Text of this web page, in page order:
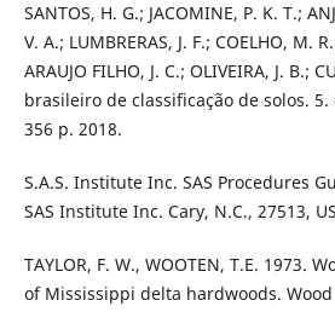
SANTOS, H. G.; JACOMINE, P. K. T.;
V. A.; LUMBRERAS, J. F.; COELHO, M.
ARAUJO FILHO, J. C.; OLIVEIRA, J. B.;
brasileiro de classificação de solos.
356 p. 2018.
S.A.S. Institute Inc. SAS Procedures
SAS Institute Inc. Cary, N.C., 27513,
TAYLOR, F. W., WOOTEN, T.E. 1973.
of Mississippi delta hardwoods.